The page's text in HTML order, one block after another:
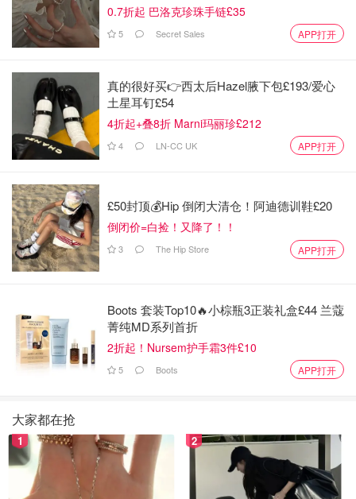
🌟🌟最童趣ip星星人
星星人的作者想带来一个充满童真的幻想世界。这个ip系列
应该是目前除了Labubu以外最火的，也是现阶段溢价最高
的ip。感觉popmart想把他做成下一个labubu，同属于丑萌
系列，同时也带点饥饿营销。
0.7折起 巴洛克珍珠手链£35
5 Secret Sales APP打开
真的很好买👉西太后Hazel腋下包£193/爱心
土星耳钉£54
4折起+叠8折 Marni玛丽珍£212
4 LN-CC UK APP打开
£50封顶💰Hip 倒闭大清仓！阿迪德训鞋£20
倒闭价=白捡！又降了！！
3 The Hip Store APP打开
Boots 套装Top10🔥小棕瓶3正装礼盒£44 兰蔻
菁纯MD系列首折
2折起！Nursem护手霜3件£10
5 Boots APP打开
大家都在抢
1 2